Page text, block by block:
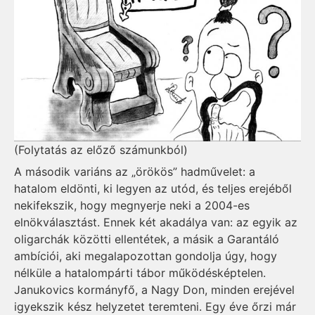
(Folytatás az előző számunkból)
A második variáns az „örökös” hadművelet: a
hatalom eldönti, ki legyen az utód, és teljes erejéből
nekifekszik, hogy megnyerje neki a 2004-es
elnökválasztást. Ennek két akadálya van: az egyik az
oligarchák közötti ellentétek, a másik a Garantáló
ambíciói, aki megalapozottan gondolja úgy, hogy
nélküle a hatalompárti tábor működésképtelen.
Janukovics kormányfő, a Nagy Don, minden erejével
igyekszik kész helyzetet teremteni. Egy éve őrzi már